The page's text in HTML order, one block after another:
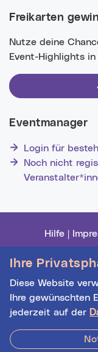
Ihre
Diese Website
Ihre gewünschten
jederzeit auf der
Freikarten
Nutze deine
Event-Highlights in
Eventmanager
Login für
Noch nicht
Hilfe